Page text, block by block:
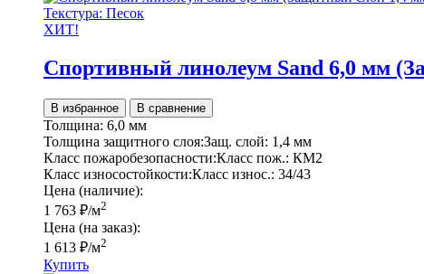
Текстура: Песок
ХИТ!
Спортивный линолеум Sand 6,0 мм
В избранное В сравнение
Толщина: 6,0 мм
Толщина защитного слоя:Защ. слой: 1,4 мм
Класс пожаробезопасности:Класс пож.: КМ2
Класс износостойкости:Класс износ.: 34/43
Цена (наличие):
1 763 ₽/м2
Цена (на заказ):
1 613 ₽/м2
Купить